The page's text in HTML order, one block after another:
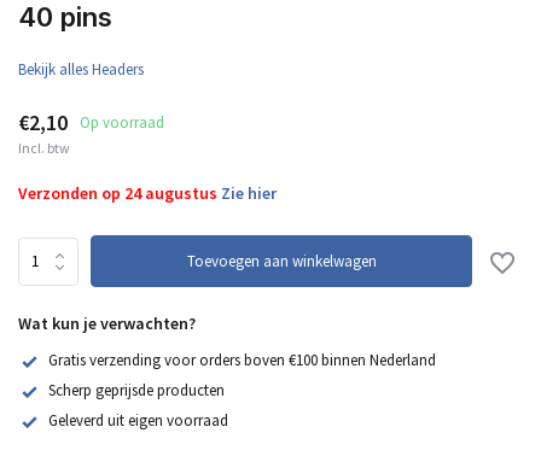
40 pins
Bekijk alles Headers
€2,10 Op voorraad
Incl. btw
Verzonden op 24 augustus Zie hier
Toevoegen aan winkelwagen
Wat kun je verwachten?
Gratis verzending voor orders boven €100 binnen Nederland
Scherp geprijsde producten
Geleverd uit eigen voorraad